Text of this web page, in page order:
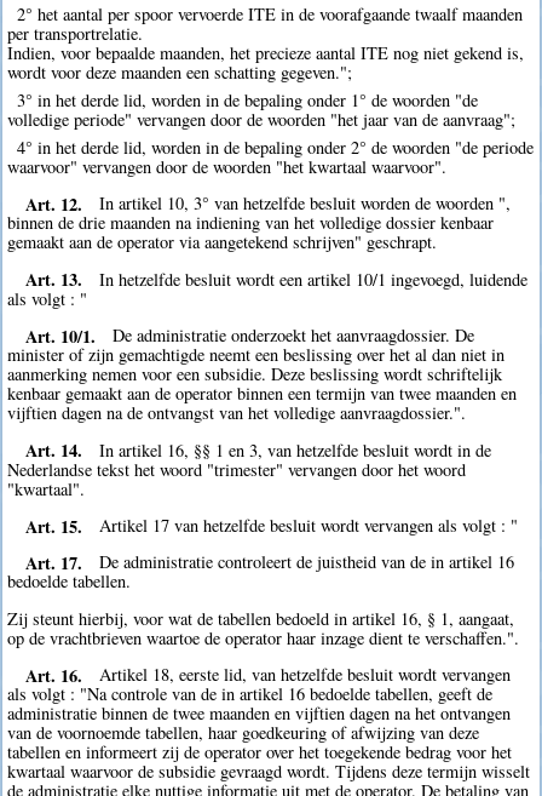
2° het aantal per spoor vervoerde ITE in de voorafgaande twaalf maanden
per transportrelatie.
Indien, voor bepaalde maanden, het precieze aantal ITE nog niet gekend is,
wordt voor deze maanden een schatting gegeven.";
3° in het derde lid, worden in de bepaling onder 1° de woorden "de
volledige periode" vervangen door de woorden "het jaar van de aanvraag";
4° in het derde lid, worden in de bepaling onder 2° de woorden "de periode
waarvoor" vervangen door de woorden "het kwartaal waarvoor".
Art. 12.
In artikel 10, 3° van hetzelfde besluit worden de woorden ",
binnen de drie maanden na indiening van het volledige dossier kenbaar
gemaakt aan de operator via aangetekend schrijven" geschrapt.
Art. 13.
In hetzelfde besluit wordt een artikel 10/1 ingevoegd, luidende
als volgt : "
Art. 10/1.
De administratie onderzoekt het aanvraagdossier. De
minister of zijn gemachtigde neemt een beslissing over het al dan niet in
aanmerking nemen voor een subsidie. Deze beslissing wordt schriftelijk
kenbaar gemaakt aan de operator binnen een termijn van twee maanden en
vijftien dagen na de ontvangst van het volledige aanvraagdossier.".
Art. 14.
In artikel 16, §§ 1 en 3, van hetzelfde besluit wordt in de
Nederlandse tekst het woord "trimester" vervangen door het woord
"kwartaal".
Art. 15. Artikel 17 van hetzelfde besluit wordt vervangen als volgt : "
Art. 17.
De administratie controleert de juistheid van de in artikel 16
bedoelde tabellen.
Zij steunt hierbij, voor wat de tabellen bedoeld in artikel 16, § 1, aangaat,
op de vrachtbrieven waartoe de operator haar inzage dient te verschaffen.".
Art. 16.
Artikel 18, eerste lid, van hetzelfde besluit wordt vervangen
als volgt : "Na controle van de in artikel 16 bedoelde tabellen, geeft de
administratie binnen de twee maanden en vijftien dagen na het ontvangen
van de voornoemde tabellen, haar goedkeuring of afwijzing van deze
tabellen en informeert zij de operator over het toegekende bedrag voor het
kwartaal waarvoor de subsidie gevraagd wordt. Tijdens deze termijn wisselt
de administratie elke nuttige informatie uit met de operator. De betaling van